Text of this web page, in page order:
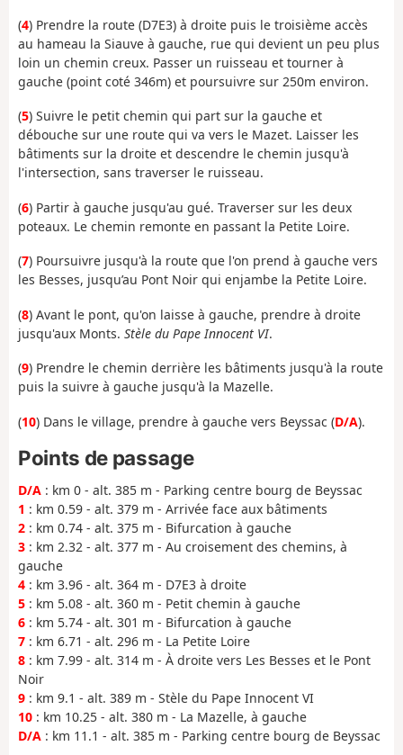
(4) Prendre la route (D7E3) à droite puis le troisième accès
au hameau la Siauve à gauche, rue qui devient un peu plus
loin un chemin creux. Passer un ruisseau et tourner à
gauche (point coté 346m) et poursuivre sur 250m environ.
(5) Suivre le petit chemin qui part sur la gauche et
débouche sur une route qui va vers le Mazet. Laisser les
bâtiments sur la droite et descendre le chemin jusqu'à
l'intersection, sans traverser le ruisseau.
(6) Partir à gauche jusqu'au gué. Traverser sur les deux
poteaux. Le chemin remonte en passant la Petite Loire.
(7) Poursuivre jusqu'à la route que l'on prend à gauche vers
les Besses, jusqu’au Pont Noir qui enjambe la Petite Loire.
(8) Avant le pont, qu'on laisse à gauche, prendre à droite
jusqu'aux Monts. Stèle du Pape Innocent VI.
(9) Prendre le chemin derrière les bâtiments jusqu'à la route
puis la suivre à gauche jusqu'à la Mazelle.
(10) Dans le village, prendre à gauche vers Beyssac (D/A).
Points de passage
D/A : km 0 - alt. 385 m - Parking centre bourg de Beyssac
1 : km 0.59 - alt. 379 m - Arrivée face aux bâtiments
2 : km 0.74 - alt. 375 m - Bifurcation à gauche
3 : km 2.32 - alt. 377 m - Au croisement des chemins, à
gauche
4 : km 3.96 - alt. 364 m - D7E3 à droite
5 : km 5.08 - alt. 360 m - Petit chemin à gauche
6 : km 5.74 - alt. 301 m - Bifurcation à gauche
7 : km 6.71 - alt. 296 m - La Petite Loire
8 : km 7.99 - alt. 314 m - À droite vers Les Besses et le Pont
Noir
9 : km 9.1 - alt. 389 m - Stèle du Pape Innocent VI
10 : km 10.25 - alt. 380 m - La Mazelle, à gauche
D/A : km 11.1 - alt. 385 m - Parking centre bourg de Beyssac